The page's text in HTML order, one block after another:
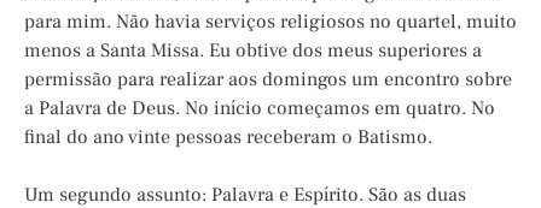
para mim. Não havia serviços religiosos no quartel, muito
menos a Santa Missa. Eu obtive dos meus superiores a
permissão para realizar aos domingos um encontro sobre
a Palavra de Deus. No início começamos em quatro. No
final do ano vinte pessoas receberam o Batismo.
Um segundo assunto: Palavra e Espírito. São as duas